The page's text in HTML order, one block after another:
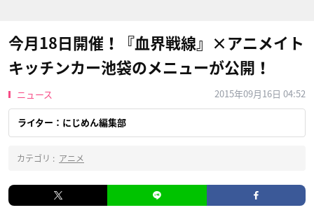
今月18日開催！『血界戦線』×アニメイト
キッチンカー池袋のメニューが公開！
ニュース 2015年09月16日 04:52
ライター：にじめん編集部
カテゴリ : アニメ